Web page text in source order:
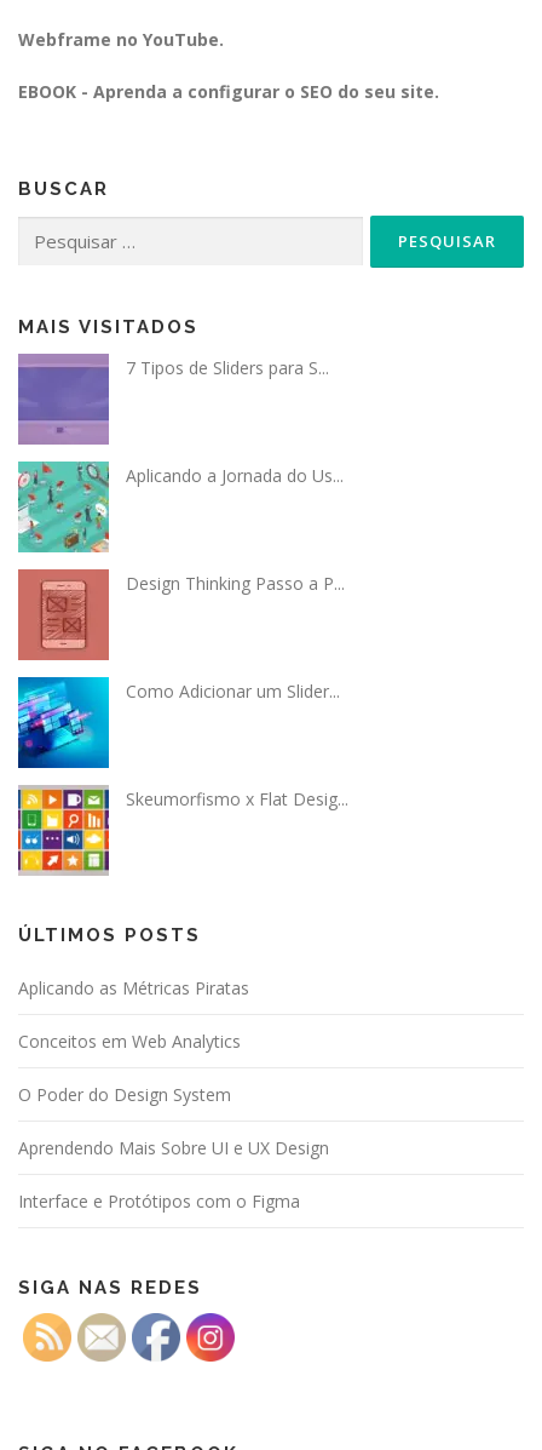
Webframe no YouTube.
EBOOK - Aprenda a configurar o SEO do seu site.
BUSCAR
por:
MAIS VISITADOS
7 Tipos de Sliders para S...
Aplicando a Jornada do Us...
Design Thinking Passo a P...
Como Adicionar um Slider...
Skeumorfismo x Flat Desig...
ÚLTIMOS POSTS
Aplicando as Métricas Piratas
Conceitos em Web Analytics
O Poder do Design System
Aprendendo Mais Sobre UI e UX Design
Interface e Protótipos com o Figma
SIGA NAS REDES